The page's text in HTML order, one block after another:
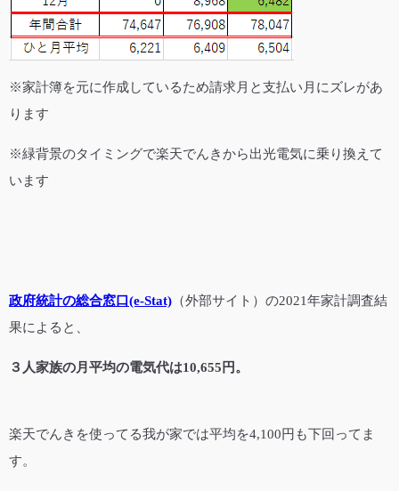
※家計簿を元に作成しているため請求月と支払い月にズレがあ
ります
※緑背景のタイミングで楽天でんきから出光電気に乗り換えて
います
政府統計の総合窓口(e-Stat) （外部サイト）の2021年家計調査結
果によると、
３人家族の月平均の電気代は10,655円。
楽天でんきを使ってる我が家では平均を4,100円も下回ってま
す。